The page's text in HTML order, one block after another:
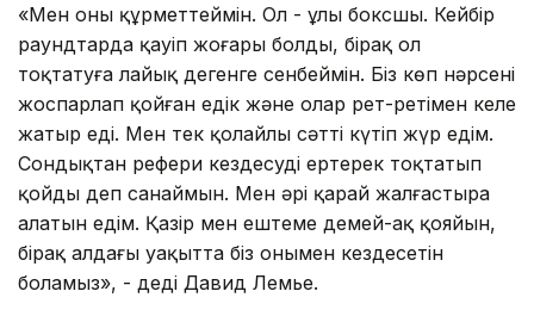
«Мен оны құрметтеймін. Ол - ұлы боксшы. Кейбір
раундтарда қауіп жоғары болды, бірақ ол
тоқтатуға лайық дегенге сенбеймін. Біз көп нәрсені
жоспарлап қойған едік және олар рет-ретімен келе
жатыр еді. Мен тек қолайлы сәтті күтіп жүр едім.
Сондықтан рефери кездесуді ертерек тоқтатып
қойды деп санаймын. Мен әрі қарай жалғастыра
алатын едім. Қазір мен ештеме демей-ақ қояйын,
бірақ алдағы уақытта біз онымен кездесетін
боламыз», - деді Давид Лемье.